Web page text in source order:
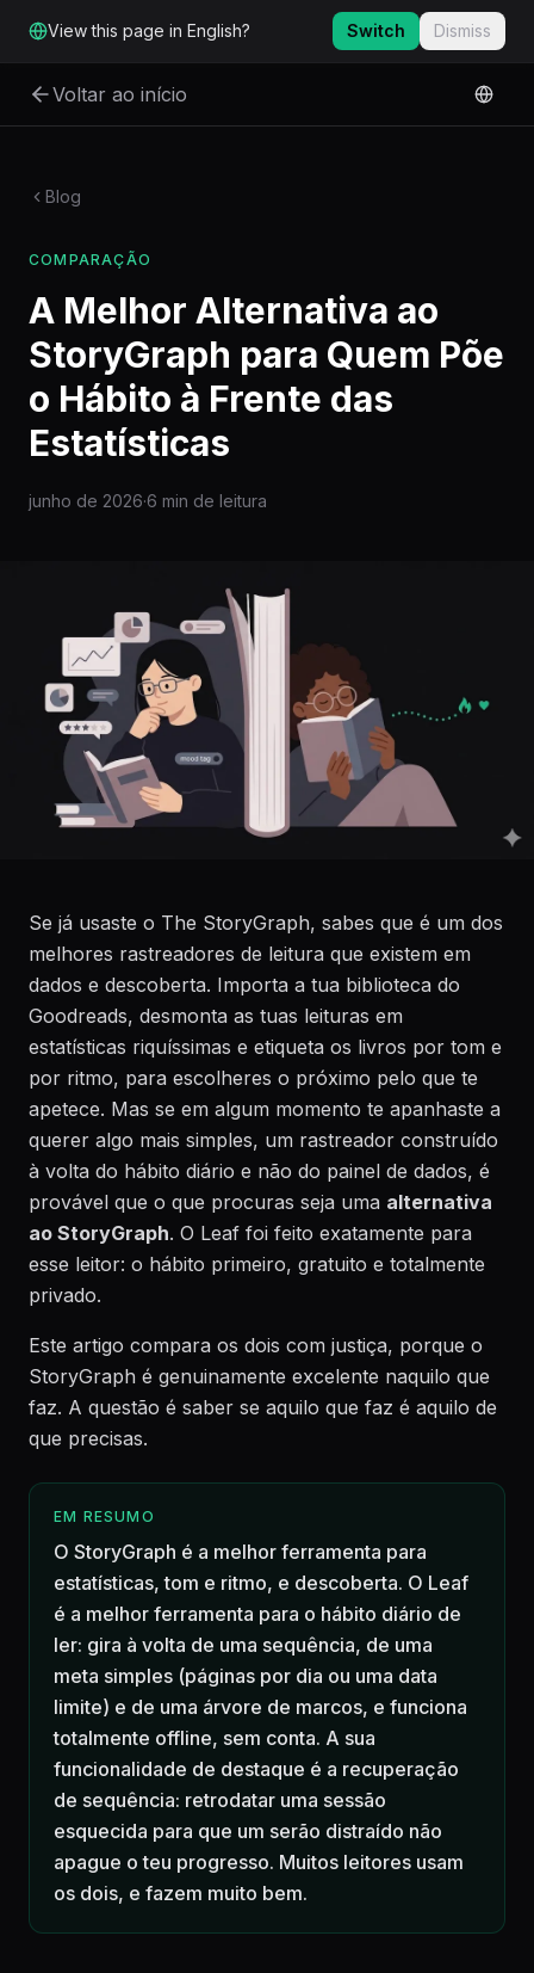
View this page in English? Switch Dismiss
Voltar ao início
Blog
COMPARAÇÃO
A Melhor Alternativa ao
StoryGraph para Quem Põe
o Hábito à Frente das
Estatísticas
junho de 2026·6 min de leitura
Se já usaste o The StoryGraph, sabes que é um dos
melhores rastreadores de leitura que existem em
dados e descoberta. Importa a tua biblioteca do
Goodreads, desmonta as tuas leituras em
estatísticas riquíssimas e etiqueta os livros por tom e
por ritmo, para escolheres o próximo pelo que te
apetece. Mas se em algum momento te apanhaste a
querer algo mais simples, um rastreador construído
à volta do hábito diário e não do painel de dados, é
provável que o que procuras seja uma alternativa
ao StoryGraph. O Leaf foi feito exatamente para
esse leitor: o hábito primeiro, gratuito e totalmente
privado.
Este artigo compara os dois com justiça, porque o
StoryGraph é genuinamente excelente naquilo que
faz. A questão é saber se aquilo que faz é aquilo de
que precisas.
EM RESUMO
O StoryGraph é a melhor ferramenta para
estatísticas, tom e ritmo, e descoberta. O Leaf
é a melhor ferramenta para o hábito diário de
ler: gira à volta de uma sequência, de uma
meta simples (páginas por dia ou uma data
limite) e de uma árvore de marcos, e funciona
totalmente offline, sem conta. A sua
funcionalidade de destaque é a recuperação
de sequência: retrodatar uma sessão
esquecida para que um serão distraído não
apague o teu progresso. Muitos leitores usam
os dois, e fazem muito bem.